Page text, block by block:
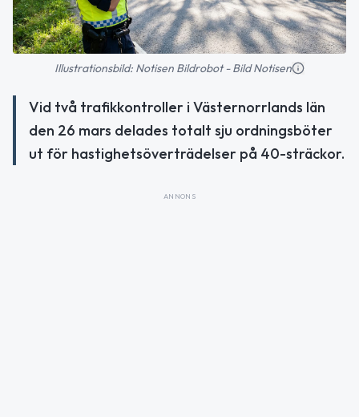
Illustrationsbild: Notisen Bildrobot - Bild Notisen
Vid två trafikkontroller i Västernorrlands län
den 26 mars delades totalt sju ordningsböter
ut för hastighetsöverträdelser på 40-sträckor.
ANNONS